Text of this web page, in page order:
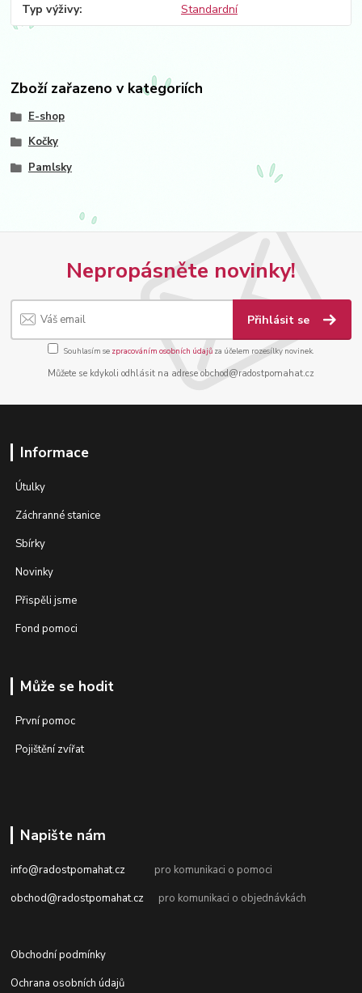
Typ výživy Standardní
Zboží zařazeno v kategoriích
E-shop
Kočky
Pamlsky
Nepropásněte novinky!
Přihlásit se
Souhlasím se zpracováním osobních údajů za účelem rozesílky novinek.
Můžete se kdykoli odhlásit na adrese obchod@radostpomahat.cz
Informace
Útulky
Záchranné stanice
Sbírky
Novinky
Přispěli jsme
Fond pomoci
Může se hodit
První pomoc
Pojištění zvířat
Napište nám
info@radostpomahat.cz pro komunikaci o pomoci
obchod@radostpomahat.cz pro komunikaci o objednávkách
Obchodní podmínky
Ochrana osobních údajů